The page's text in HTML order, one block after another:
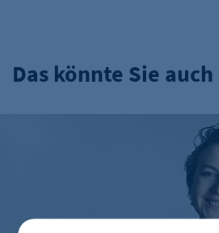
Das könnte Sie
Mut zum Tabubruch: Warum